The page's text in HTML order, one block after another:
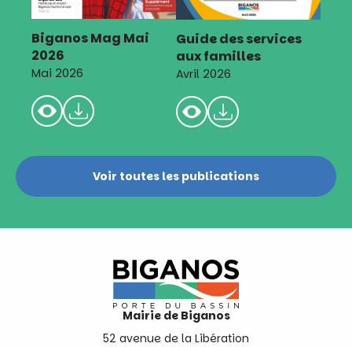
Biganos Mag Mai
2026
Mai 2026
Guide des services
aux familles
Avril 2026
Voir toutes les publications
Mairie de Biganos
52 avenue de la Libération